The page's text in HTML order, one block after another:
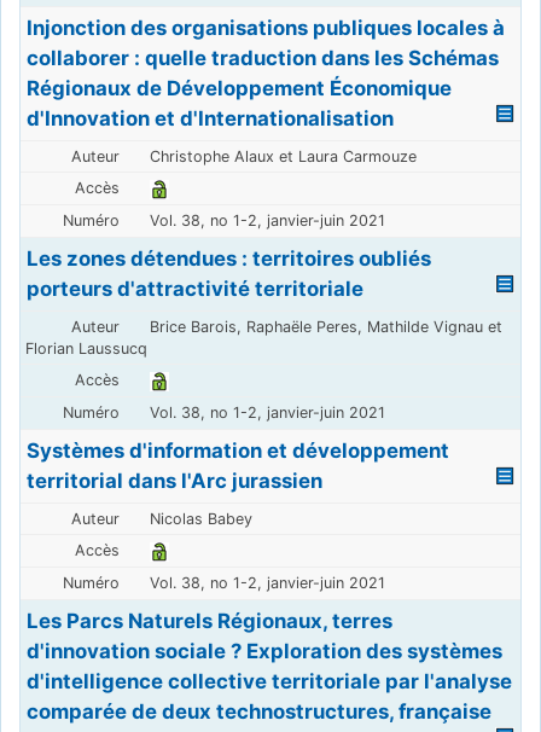
Injonction des organisations publiques locales à
collaborer : quelle traduction dans les Schémas
Régionaux de Développement Économique
d'Innovation et d'Internationalisation
Christophe Alaux et Laura Carmouze
Vol. 38, no 1-2, janvier-juin 2021
Les zones détendues : territoires oubliés
porteurs d'attractivité territoriale
Brice Barois, Raphaële Peres, Mathilde Vignau et
Florian Laussucq
Vol. 38, no 1-2, janvier-juin 2021
Systèmes d'information et développement
territorial dans l'Arc jurassien
Nicolas Babey
Vol. 38, no 1-2, janvier-juin 2021
Les Parcs Naturels Régionaux, terres
d'innovation sociale ? Exploration des systèmes
d'intelligence collective territoriale par l'analyse
comparée de deux technostructures, française